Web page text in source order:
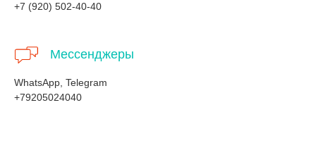
+7 (920) 502-40-40
Мессенджеры
WhatsApp, Telegram
+79205024040